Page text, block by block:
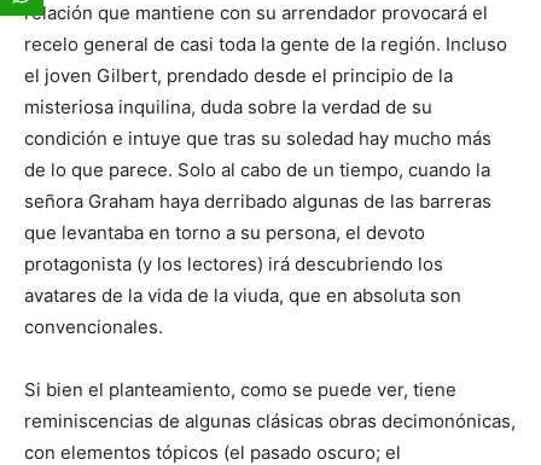
relación que mantiene con su arrendador provocará el
recelo general de casi toda la gente de la región. Incluso
el joven Gilbert, prendado desde el principio de la
misteriosa inquilina, duda sobre la verdad de su
condición e intuye que tras su soledad hay mucho más
de lo que parece. Solo al cabo de un tiempo, cuando la
señora Graham haya derribado algunas de las barreras
que levantaba en torno a su persona, el devoto
protagonista (y los lectores) irá descubriendo los
avatares de la vida de la viuda, que en absoluta son
convencionales.
Si bien el planteamiento, como se puede ver, tiene
reminiscencias de algunas clásicas obras decimonónicas,
con elementos tópicos (el pasado oscuro; el